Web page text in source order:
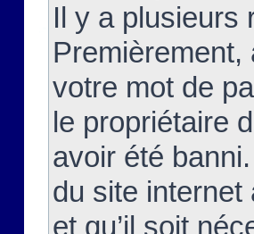
Il y a plusieurs
Premièrement,
votre mot de
le propriétaire
avoir été
du site internet
et qu’il soit